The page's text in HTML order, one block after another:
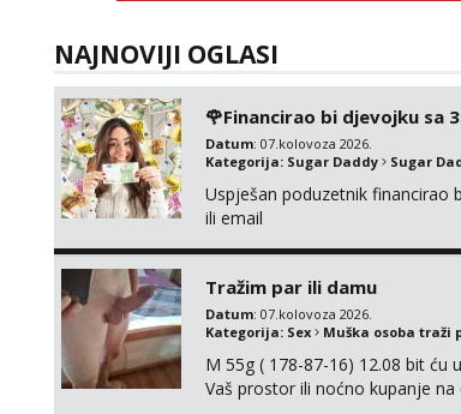
NAJNOVIJI OGLASI
🌹Financirao bi djevojku sa
Datum: 07.kolovoza 2026.
Kategorija: Sugar Daddy Sugar
Uspješan poduzetnik financirao
ili email
Tražim par ili damu
Datum: 07.kolovoza 2026.
Kategorija: Sex Muška osoba traži
M 55g ( 178-87-16) 12.08 bit ću
Vaš prostor ili noćno kupanje